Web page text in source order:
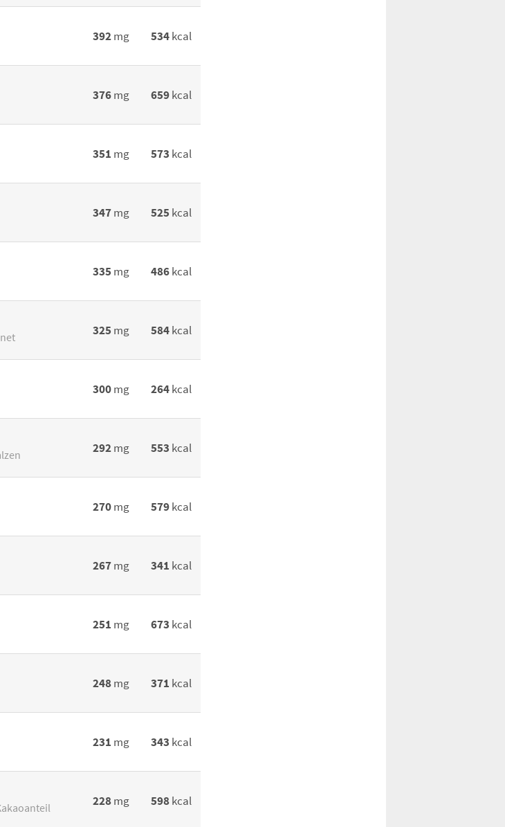
392mg 534kcal
376mg 659kcal
351 mg 573 kcal
347mg 525 kcal
335 mg 486kcal
325 mg 584kcal
300mg 264kcal
292mg 553 kcal
270mg 579kcal
267mg 341 kcal
251 mg 673 kcal
248mg 371 kcal
231 mg 343 kcal
228mg 598kcal